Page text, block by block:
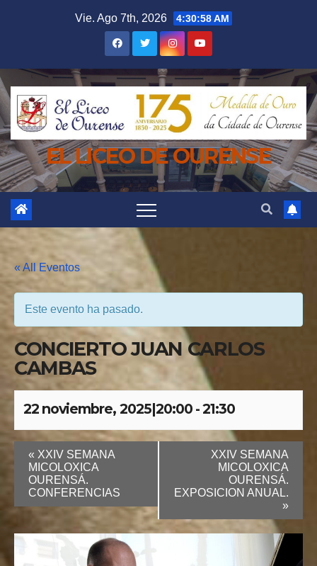
Vie. Ago 7th, 2026 4:30:59 AM
EL LICEO DE OURENSE
« All Eventos
Este evento ha pasado.
CONCIERTO JUAN CARLOS
CAMBAS
22 noviembre, 2025|20:00-21:30
« XXIV SEMANA
MICOLOXICA
OURENSÁ.
CONFERENCIAS
XXIV SEMANA
MICOLOXICA
OURENSÁ.
EXPOSICION ANUAL.
»